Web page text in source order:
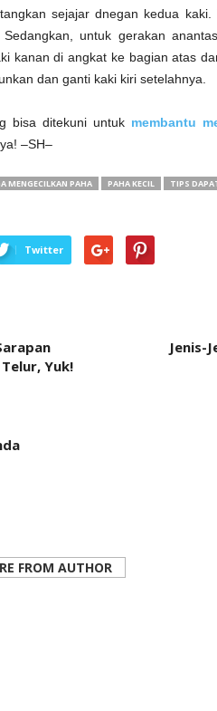
sejajar dnegan kedua
untuk gerakan
kanan di angkat ke bagian atas
dan ganti kaki kiri setelahnya.
bisa ditekuni untuk membantu
–SH–
MENGECILKAN PAHA PAHA KECIL
TIPS
Twitter
Yuk!
Jenis-
FROM AUTHOR